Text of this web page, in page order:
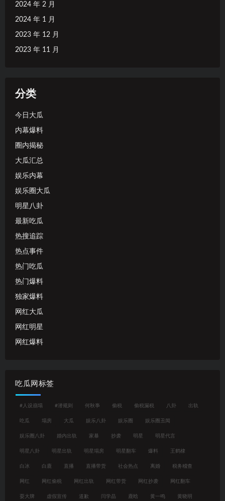
2024 年 2 月
2024 年 1 月
2023 年 12 月
2023 年 11 月
分类
今日大瓜
内幕爆料
圈内揭秘
大瓜汇总
娱乐内幕
娱乐圈大瓜
明星八卦
最新吃瓜
热搜追踪
热点事件
热门吃瓜
热门爆料
独家爆料
网红大瓜
网红明星
网红爆料
吃瓜网标签
#人设崩塌 #潜规则 何秋亊 偷税 偷税漏税 八卦 出轨
吃瓜 塌房 大瓜 娱乐八卦 娱乐圈 娱乐圈丑闻
娱乐圈八卦 婚内出轨 家暴 抄袭 明星 明星代言
明星八卦 明星出轨 明星塌房 明星翻车 爆料 王鹤棣
白冰 白鹿 直播 直播带货 社会热点 离婚 税务稽查
网红 网红偷税 网红出轨 网红带货 网红抄袭 网红翻车
耍大牌 虚假宣传 道歉 闫学晶 鹿晗 黄一鸣 黄晓明